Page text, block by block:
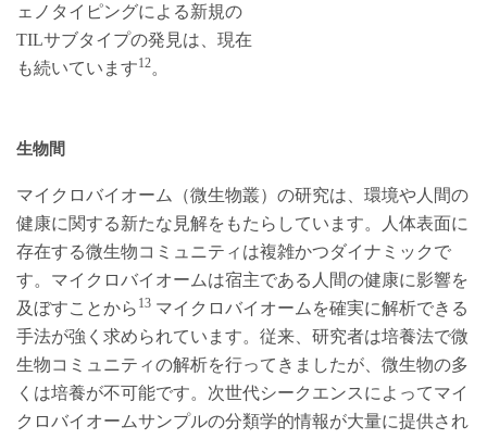
ェノタイピングによる新規の
TILサブタイプの発見は、現在
も続いています12。
生物間
マイクロバイオーム（微生物叢）の研究は、環境や人間の
健康に関する新たな見解をもたらしています。人体表面に
存在する微生物コミュニティは複雑かつダイナミックで
す。マイクロバイオームは宿主である人間の健康に影響を
及ぼすことから 13 マイクロバイオームを確実に解析できる
手法が強く求められています。従来、研究者は培養法で微
生物コミュニティの解析を行ってきましたが、微生物の多
くは培養が不可能です。次世代シークエンスによってマイ
クロバイオームサンプルの分類学的情報が大量に提供され